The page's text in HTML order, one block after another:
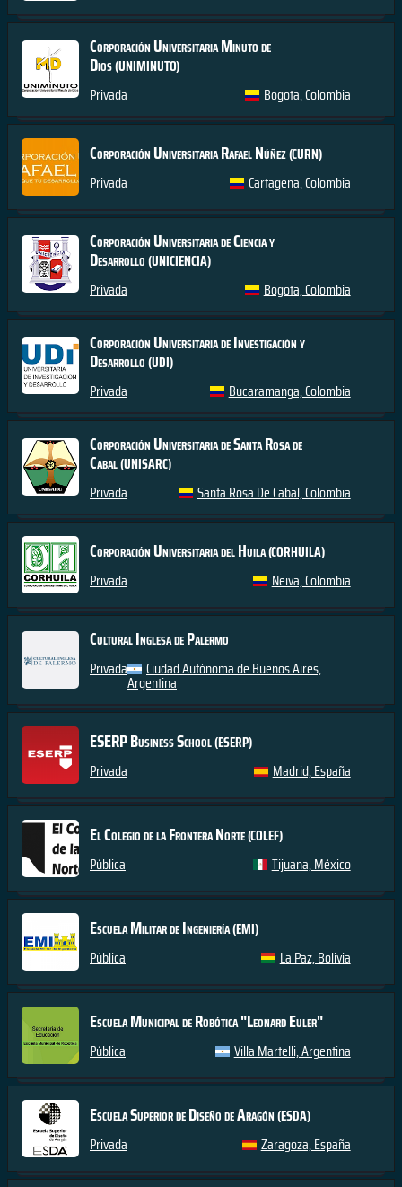
Corporación Universitaria Minuto de
Dios(UNIMINUTO)
Privada Bogota, Colombia
Corporación Universitaria Rafael Núñez(CURN)
Privada Cartagena, Colombia
Corporación Universitaria de Ciencia y
Desarrollo(UNICIENCIA)
Privada Bogota, Colombia
Corporación Universitaria de Investigación y
Desarrollo(UDI)
Privada Bucaramanga, Colombia
Corporación Universitaria de Santa Rosa de
Cabal(UNISARC)
Privada Santa Rosa De Cabal, Colombia
Corporación Universitaria del Huila(CORHUILA)
Privada Neiva, Colombia
Cultural Inglesa de Palermo
Privada Ciudad Autónoma de Buenos Aires,
Argentina
ESERP Business School(ESERP)
Privada Madrid, España
El Colegio de la Frontera Norte(COLEF)
Pública Tijuana, México
Escuela Militar de Ingeniería(EMI)
Pública La Paz, Bolivia
Escuela Municipal de Robótica "Leonard Euler"
Pública Villa Martelli, Argentina
Escuela Superior de Diseño de Aragón(ESDA)
Privada Zaragoza, España